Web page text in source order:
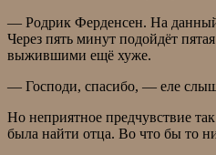
— Родрик Ферденсен. На
Через пять минут подойдёт
выжившими ещё хуже.
— Господи, спасибо, — еле
Но неприятное предчувствие
была найти отца. Во что бы то